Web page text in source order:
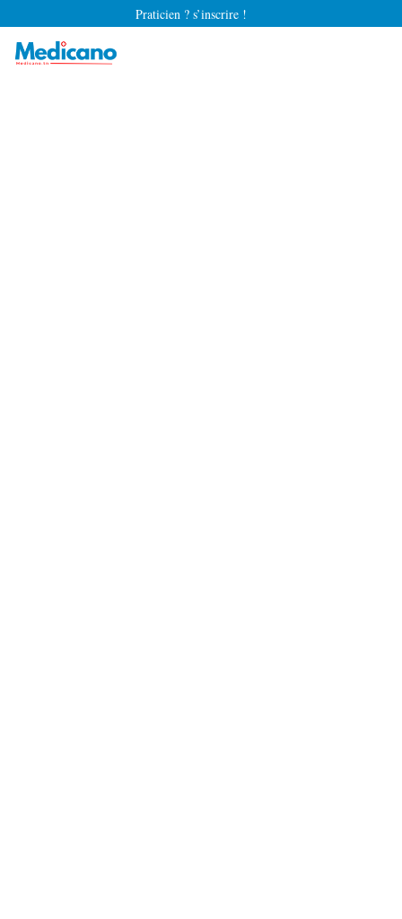
Praticien ? s’inscrire !